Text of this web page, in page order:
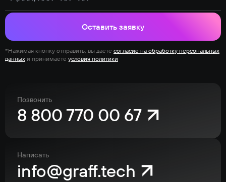
Оставить заявку
*Нажимая кнопку отправить, вы даете согласие на обработку персональных
данных и принимаете условия политики
Позвонить
8 800 770 00 67
Написать
info@graff.tech